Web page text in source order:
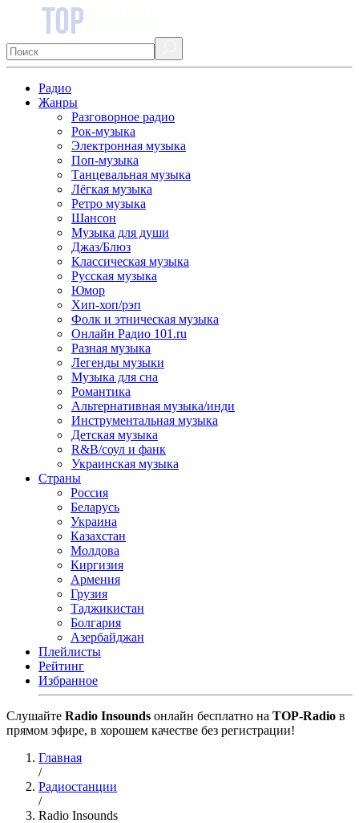
Радио
Жанры
Разговорное радио
Рок-музыка
Электронная музыка
Поп-музыка
Танцевальная музыка
Лёгкая музыка
Ретро музыка
Шансон
Музыка для души
Джаз/Блюз
Классическая музыка
Русская музыка
Юмор
Хип-хоп/рэп
Фолк и этническая музыка
Онлайн Радио 101.ru
Разная музыка
Легенды музыки
Музыка для сна
Романтика
Альтернативная музыка/инди
Инструментальная музыка
Детская музыка
R&B/cоул и фанк
Украинская музыка
Страны
Россия
Беларусь
Украина
Казахстан
Молдова
Киргизия
Армения
Грузия
Таджикистан
Болгария
Азербайджан
Плейлисты
Рейтинг
Избранное
Cлушайте Radio Insounds онлайн бесплатно на TOP-Radio в
прямом эфире, в хорошем качестве без регистрации!
Главная
/
Радиостанции
/
Radio Insounds